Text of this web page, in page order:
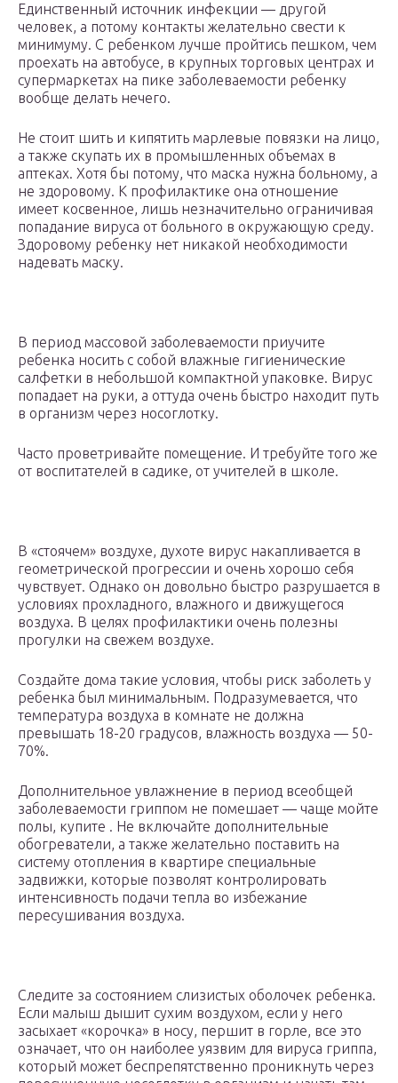
Единственный источник инфекции — другой
человек, а потому контакты желательно свести к
минимуму. С ребенком лучше пройтись пешком, чем
проехать на автобусе, в крупных торговых центрах и
супермаркетах на пике заболеваемости ребенку
вообще делать нечего.
Не стоит шить и кипятить марлевые повязки на лицо,
а также скупать их в промышленных объемах в
аптеках. Хотя бы потому, что маска нужна больному, а
не здоровому. К профилактике она отношение
имеет косвенное, лишь незначительно ограничивая
попадание вируса от больного в окружающую среду.
Здоровому ребенку нет никакой необходимости
надевать маску.
В период массовой заболеваемости приучите
ребенка носить с собой влажные гигиенические
салфетки в небольшой компактной упаковке. Вирус
попадает на руки, а оттуда очень быстро находит путь
в организм через носоглотку.
Часто проветривайте помещение. И требуйте того же
от воспитателей в садике, от учителей в школе.
В «стоячем» воздухе, духоте вирус накапливается в
геометрической прогрессии и очень хорошо себя
чувствует. Однако он довольно быстро разрушается в
условиях прохладного, влажного и движущегося
воздуха. В целях профилактики очень полезны
прогулки на свежем воздухе.
Создайте дома такие условия, чтобы риск заболеть у
ребенка был минимальным. Подразумевается, что
температура воздуха в комнате не должна
превышать 18-20 градусов, влажность воздуха — 50-
70%.
Дополнительное увлажнение в период всеобщей
заболеваемости гриппом не помешает — чаще мойте
полы, купите . Не включайте дополнительные
обогреватели, а также желательно поставить на
систему отопления в квартире специальные
задвижки, которые позволят контролировать
интенсивность подачи тепла во избежание
пересушивания воздуха.
Следите за состоянием слизистых оболочек ребенка.
Если малыш дышит сухим воздухом, если у него
засыхает «корочка» в носу, першит в горле, все это
означает, что он наиболее уязвим для вируса гриппа,
который может беспрепятственно проникнуть через